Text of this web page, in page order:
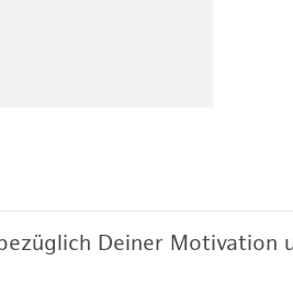
Deiner Motivation